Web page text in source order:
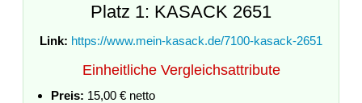
Platz 1: KASACK 2651
Link: https://www.mein-kasack.de/7100-kasack-2651
Einheitliche Vergleichsattribute
Preis: 15,00 € netto